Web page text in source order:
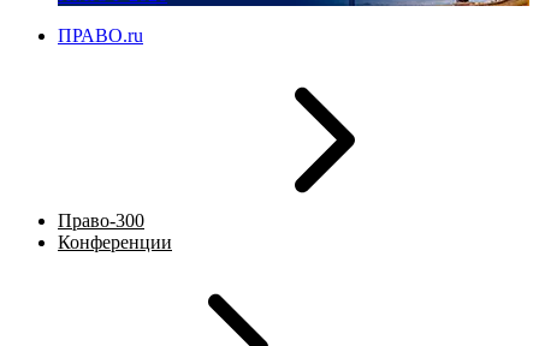
ПРАВО.ru
Право-300
Конференции